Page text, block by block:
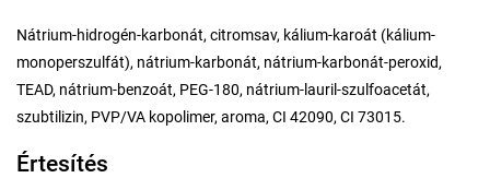
Nátrium-hidrogén-karbonát, citromsav, kálium-karoát (kálium-
monoperszulfát), nátrium-karbonát, nátrium-karbonát-peroxid,
TEAD, nátrium-benzoát, PEG-180, nátrium-lauril-szulfoacetát,
szubtilizin, PVP/VA kopolimer, aroma, CI 42090, CI 73015.
Értesítés